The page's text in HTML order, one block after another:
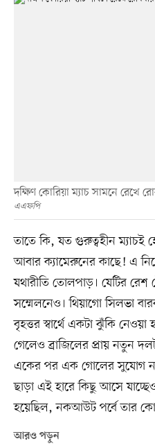
দক্ষিণ কোরিয়া ম্যাচ সামনে রেখে
এএফপি
তাতে কি, যত গুরুত্বহীন ম্যাচই
আবার ক্যামেরুনের কাছে! এ
যথারীতি তোলপাড়। যেটির রেশ
সম্মেলনেও। থিয়াগো সিলভা
বৃহত্তর স্বার্থে একটা ঝুঁকি
গেলেও ব্রাজিলের প্রায় নতুন
একের পর এক গোলের সুযোগ
ছাড়া এই হারে কিছু আসে
হয়েছিল, নকআউট পর্বে তার
আরও পড়ুন